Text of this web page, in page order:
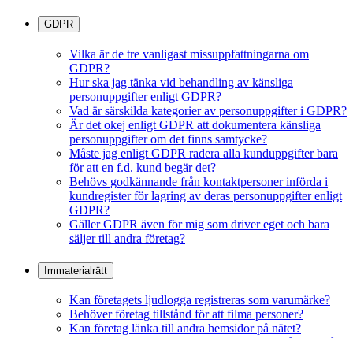
GDPR
Vilka är de tre vanligast missuppfattningarna om
GDPR?
Hur ska jag tänka vid behandling av känsliga
personuppgifter enligt GDPR?
Vad är särskilda kategorier av personuppgifter i GDPR?
Är det okej enligt GDPR att dokumentera känsliga
personuppgifter om det finns samtycke?
Måste jag enligt GDPR radera alla kunduppgifter bara
för att en f.d. kund begär det?
Behövs godkännande från kontaktpersoner införda i
kundregister för lagring av deras personuppgifter enligt
GDPR?
Gäller GDPR även för mig som driver eget och bara
säljer till andra företag?
Immaterialrätt
Kan företagets ljudlogga registreras som varumärke?
Behöver företag tillstånd för att filma personer?
Kan företag länka till andra hemsidor på nätet?